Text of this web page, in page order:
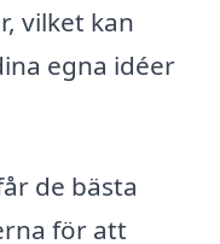
vilket kan
egna idéer
de bästa
för att